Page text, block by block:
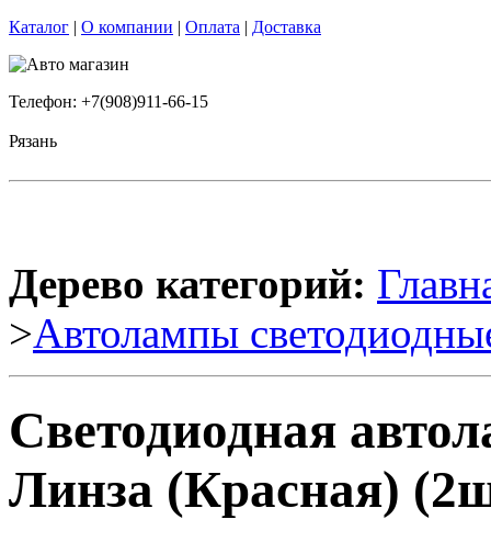
Каталог | О компании | Оплата | Доставка
Телефон: +7(908)911-66-15
Рязань
Дерево категорий:
>Автолампы
Светодиодная
Линза (Красная)